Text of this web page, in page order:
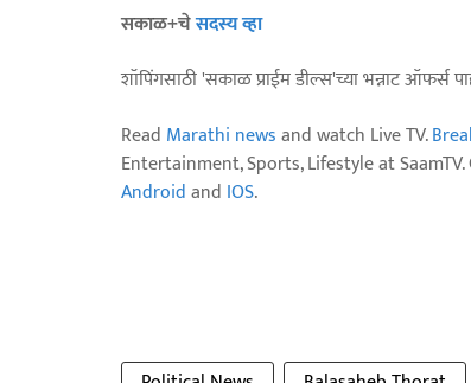
सकाळ+चेसदस्य व्हा
शॉपिंगसाठी 'सकाळ प्राईम डील्स'च्या भन्नाट ऑफर्स
Read Marathi newsand watch Live TV.
Entertainment, Sports, Lifestyle at SaamTV.
Androidand IOS.